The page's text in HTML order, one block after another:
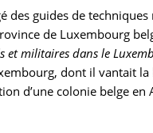
des guides de
de Luxembourg
et militaires dans le
dont il vantait
d’une colonie belge